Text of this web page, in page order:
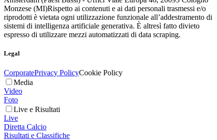
Monzese (MI)Rispetto ai contenuti e ai dati personali trasmessi e/o
riprodotti è vietata ogni utilizzazione funzionale all’addestramento di
sistemi di intelligenza artificiale generativa. È altresì fatto divieto
espresso di utilizzare mezzi automatizzati di data scraping.
Legal
CorporatePrivacy PolicyCookie Policy
Media
Video
Foto
Live e Risultati
Live
Diretta Calcio
Risultati e Classifiche